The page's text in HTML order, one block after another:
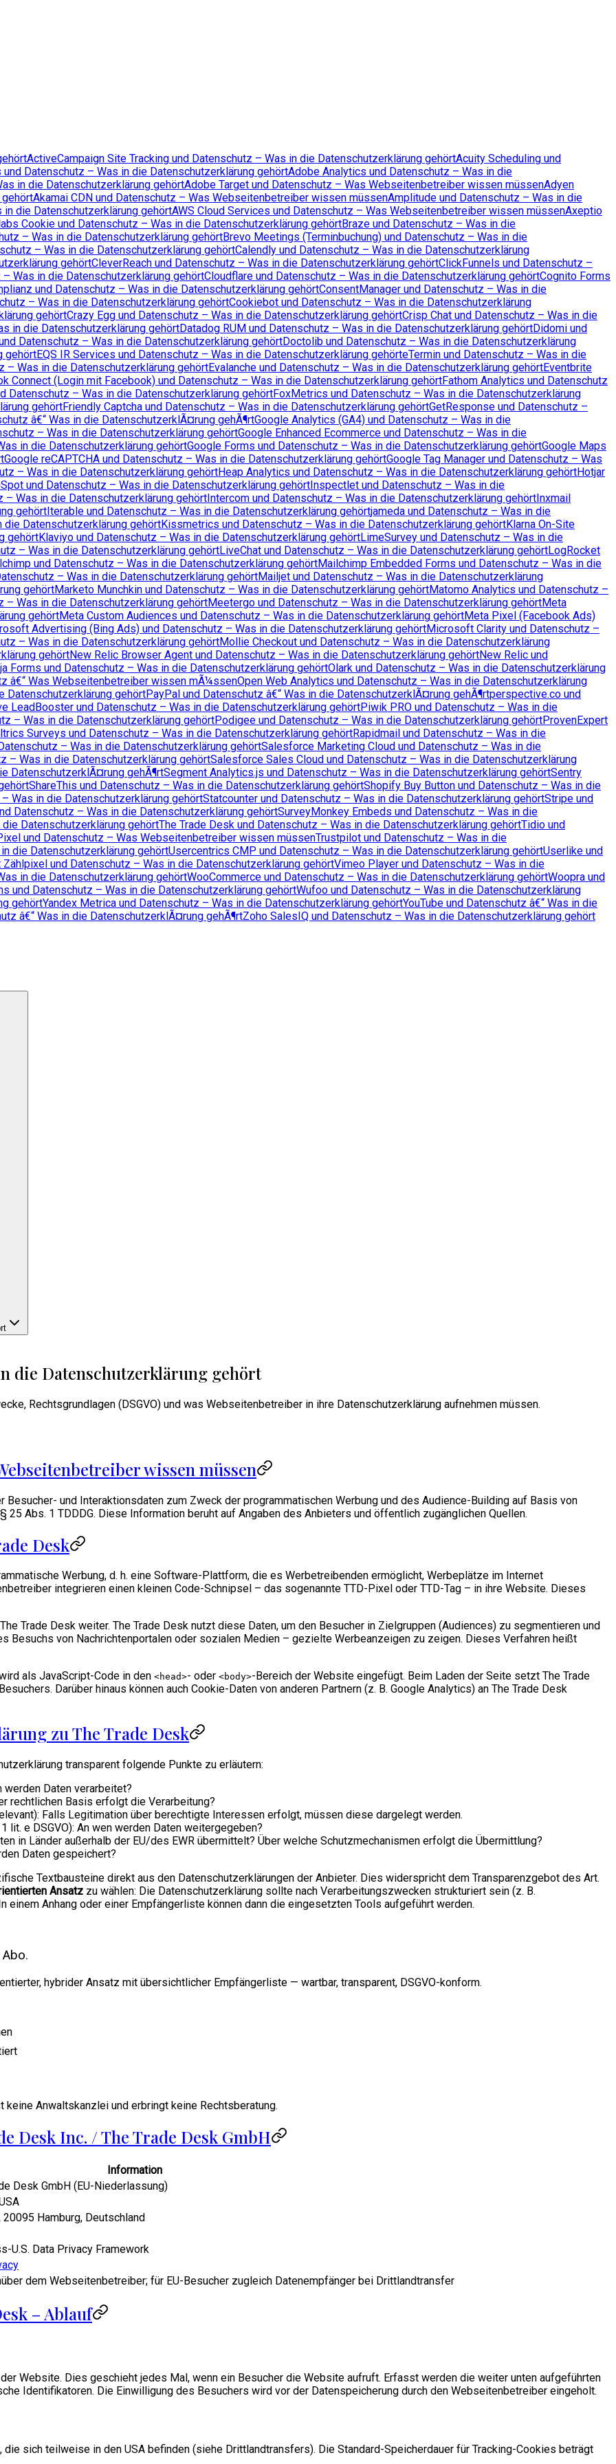
ActiveCampaign Site Tracking und Datenschutz – Was in die Datenschutzerklärung gehörtAcuity Scheduling und
und Datenschutz – Was in die Datenschutzerklärung gehörtAdobe Analytics und Datenschutz – Was in die
in die Datenschutzerklärung gehörtAdobe Target und Datenschutz – Was Webseitenbetreiber wissen müssenAdyen
Akamai CDN und Datenschutz – Was Webseitenbetreiber wissen müssenAmplitude und Datenschutz – Was in die
die Datenschutzerklärung gehörtAWS Cloud Services und Datenschutz – Was Webseitenbetreiber wissen müssenAxeptio
Cookie und Datenschutz – Was in die Datenschutzerklärung gehörtBraze und Datenschutz – Was in die
– Was in die Datenschutzerklärung gehörtBrevo Meetings (Terminbuchung) und Datenschutz – Was in die
– Was in die Datenschutzerklärung gehörtCalendly und Datenschutz – Was in die Datenschutzerklärung
gehörtCleverReach und Datenschutz – Was in die Datenschutzerklärung gehörtClickFunnels und Datenschutz –
Was in die Datenschutzerklärung gehörtCloudflare und Datenschutz – Was in die Datenschutzerklärung gehörtCognito Forms
und Datenschutz – Was in die Datenschutzerklärung gehörtConsentManager und Datenschutz – Was in die
– Was in die Datenschutzerklärung gehörtCookiebot und Datenschutz – Was in die Datenschutzerklärung
gehörtCrazy Egg und Datenschutz – Was in die Datenschutzerklärung gehörtCrisp Chat und Datenschutz – Was in die
in die Datenschutzerklärung gehörtDatadog RUM und Datenschutz – Was in die Datenschutzerklärung gehörtDidomi und
Datenschutz – Was in die Datenschutzerklärung gehörtDoctolib und Datenschutz – Was in die Datenschutzerklärung
gehörtEQS IR Services und Datenschutz – Was in die Datenschutzerklärung gehörteTermin und Datenschutz – Was in die
– Was in die Datenschutzerklärung gehörtEvalanche und Datenschutz – Was in die Datenschutzerklärung gehörtEventbrite
Connect (Login mit Facebook) und Datenschutz – Was in die Datenschutzerklärung gehörtFathom Analytics und Datenschutz
Datenschutz – Was in die Datenschutzerklärung gehörtFoxMetrics und Datenschutz – Was in die Datenschutzerklärung
gehörtFriendly Captcha und Datenschutz – Was in die Datenschutzerklärung gehörtGetResponse und Datenschutz –
â€“ Was in die DatenschutzerklÃ¤rung gehÃ¶rtGoogle Analytics (GA4) und Datenschutz – Was in die
– Was in die Datenschutzerklärung gehörtGoogle Enhanced Ecommerce und Datenschutz – Was in die
in die Datenschutzerklärung gehörtGoogle Forms und Datenschutz – Was in die Datenschutzerklärung gehörtGoogle Maps
Google reCAPTCHA und Datenschutz – Was in die Datenschutzerklärung gehörtGoogle Tag Manager und Datenschutz – Was
– Was in die Datenschutzerklärung gehörtHeap Analytics und Datenschutz – Was in die Datenschutzerklärung gehörtHotjar
und Datenschutz – Was in die Datenschutzerklärung gehörtInspectlet und Datenschutz – Was in die
– Was in die Datenschutzerklärung gehörtIntercom und Datenschutz – Was in die Datenschutzerklärung gehörtInxmail
gehörtIterable und Datenschutz – Was in die Datenschutzerklärung gehörtjameda und Datenschutz – Was in die
Datenschutzerklärung gehörtKissmetrics und Datenschutz – Was in die Datenschutzerklärung gehörtKlarna On-Site
gehörtKlaviyo und Datenschutz – Was in die Datenschutzerklärung gehörtLimeSurvey und Datenschutz – Was in die
– Was in die Datenschutzerklärung gehörtLiveChat und Datenschutz – Was in die Datenschutzerklärung gehörtLogRocket
und Datenschutz – Was in die Datenschutzerklärung gehörtMailchimp Embedded Forms und Datenschutz – Was in die
– Was in die Datenschutzerklärung gehörtMailjet und Datenschutz – Was in die Datenschutzerklärung
gehörtMarketo Munchkin und Datenschutz – Was in die Datenschutzerklärung gehörtMatomo Analytics und Datenschutz –
– Was in die Datenschutzerklärung gehörtMeetergo und Datenschutz – Was in die Datenschutzerklärung gehörtMeta
gehörtMeta Custom Audiences und Datenschutz – Was in die Datenschutzerklärung gehörtMeta Pixel (Facebook Ads)
Advertising (Bing Ads) und Datenschutz – Was in die Datenschutzerklärung gehörtMicrosoft Clarity und Datenschutz –
– Was in die Datenschutzerklärung gehörtMollie Checkout und Datenschutz – Was in die Datenschutzerklärung
gehörtNew Relic Browser Agent und Datenschutz – Was in die Datenschutzerklärung gehörtNew Relic und
Forms und Datenschutz – Was in die Datenschutzerklärung gehörtOlark und Datenschutz – Was in die Datenschutzerklärung
â€“ Was Webseitenbetreiber wissen mÃ¼ssenOpen Web Analytics und Datenschutz – Was in die Datenschutzerklärung
Datenschutzerklärung gehörtPayPal und Datenschutz â€“ Was in die DatenschutzerklÃ¤rung gehÃ¶rtperspective.co und
LeadBooster und Datenschutz – Was in die Datenschutzerklärung gehörtPiwik PRO und Datenschutz – Was in die
– Was in die Datenschutzerklärung gehörtPodigee und Datenschutz – Was in die Datenschutzerklärung gehörtProvenExpert
Surveys und Datenschutz – Was in die Datenschutzerklärung gehörtRapidmail und Datenschutz – Was in die
– Was in die Datenschutzerklärung gehörtSalesforce Marketing Cloud und Datenschutz – Was in die
– Was in die Datenschutzerklärung gehörtSalesforce Sales Cloud und Datenschutz – Was in die Datenschutzerklärung
DatenschutzerklÃ¤rung gehÃ¶rtSegment Analytics.js und Datenschutz – Was in die Datenschutzerklärung gehörtSentry
ShareThis und Datenschutz – Was in die Datenschutzerklärung gehörtShopify Buy Button und Datenschutz – Was in die
Was in die Datenschutzerklärung gehörtStatcounter und Datenschutz – Was in die Datenschutzerklärung gehörtStripe und
Datenschutz – Was in die Datenschutzerklärung gehörtSurveyMonkey Embeds und Datenschutz – Was in die
Datenschutzerklärung gehörtThe Trade Desk und Datenschutz – Was in die Datenschutzerklärung gehörtTidio und
und Datenschutz – Was Webseitenbetreiber wissen müssenTrustpilot und Datenschutz – Was in die
die Datenschutzerklärung gehörtUsercentrics CMP und Datenschutz – Was in die Datenschutzerklärung gehörtUserlike und
Zählpixel und Datenschutz – Was in die Datenschutzerklärung gehörtVimeo Player und Datenschutz – Was in die
in die Datenschutzerklärung gehörtWooCommerce und Datenschutz – Was in die Datenschutzerklärung gehörtWoopra und
und Datenschutz – Was in die Datenschutzerklärung gehörtWufoo und Datenschutz – Was in die Datenschutzerklärung
gehörtYandex Metrica und Datenschutz – Was in die Datenschutzerklärung gehörtYouTube und Datenschutz â€“ Was in die
â€“ Was in die DatenschutzerklÃ¤rung gehÃ¶rtZoho SalesIQ und Datenschutz – Was in die Datenschutzerklärung gehört
die Datenschutzerklärung gehört
Rechtsgrundlagen (DSGVO) und was Webseitenbetreiber in ihre Datenschutzerklärung aufnehmen müssen.
wissen müssen
und Interaktionsdaten zum Zweck der programmatischen Werbung und des Audience-Building auf Basis von
25 Abs. 1 TDDDG. Diese Information beruht auf Angaben des Anbieters und öffentlich zugänglichen Quellen.
Desk
Werbung, d. h. eine Software-Plattform, die es Werbetreibenden ermöglicht, Werbeplätze im Internet
integrieren einen kleinen Code-Schnipsel – das sogenannte TTD-Pixel oder TTD-Tag – in ihre Website. Dieses
Trade Desk weiter. The Trade Desk nutzt diese Daten, um den Besucher in Zielgruppen (Audiences) zu segmentieren und
Besuchs von Nachrichtenportalen oder sozialen Medien – gezielte Werbeanzeigen zu zeigen. Dieses Verfahren heißt
als JavaScript-Code in den <head>- oder <body>-Bereich der Website eingefügt. Beim Laden der Seite setzt The Trade
Darüber hinaus können auch Cookie-Daten von anderen Partnern (z. B. Google Analytics) an The Trade Desk
zu The Trade Desk
transparent folgende Punkte zu erläutern:
werden Daten verarbeitet?
rechtlichen Basis erfolgt die Verarbeitung?
Falls Legitimation über berechtigte Interessen erfolgt, müssen diese dargelegt werden.
lit. e DSGVO): An wen werden Daten weitergegeben?
in Länder außerhalb der EU/des EWR übermittelt? Über welche Schutzmechanismen erfolgt die Übermittlung?
Daten gespeichert?
Textbausteine direkt aus den Datenschutzerklärungen der Anbieter. Dies widerspricht dem Transparenzgebot des Art.
Ansatz zu wählen: Die Datenschutzerklärung sollte nach Verarbeitungszwecken strukturiert sein (z. B.
einem Anhang oder einer Empfängerliste können dann die eingesetzten Tools aufgeführt werden.
hybrider Ansatz mit übersichtlicher Empfängerliste — wartbar, transparent, DSGVO-konform.
Anwaltskanzlei und erbringt keine Rechtsberatung.
Desk Inc. / The Trade Desk GmbH
Information
Desk GmbH (EU-Niederlassung)
Hamburg, Deutschland
U.S. Data Privacy Framework
dem Webseitenbetreiber; für EU-Besucher zugleich Datenempfänger bei Drittlandtransfer
– Ablauf
Website. Dies geschieht jedes Mal, wenn ein Besucher die Website aufruft. Erfasst werden die weiter unten aufgeführten
Identifikatoren. Die Einwilligung des Besuchers wird vor der Datenspeicherung durch den Webseitenbetreiber eingeholt.
die sich teilweise in den USA befinden (siehe Drittlandtransfers). Die Standard-Speicherdauer für Tracking-Cookies beträgt